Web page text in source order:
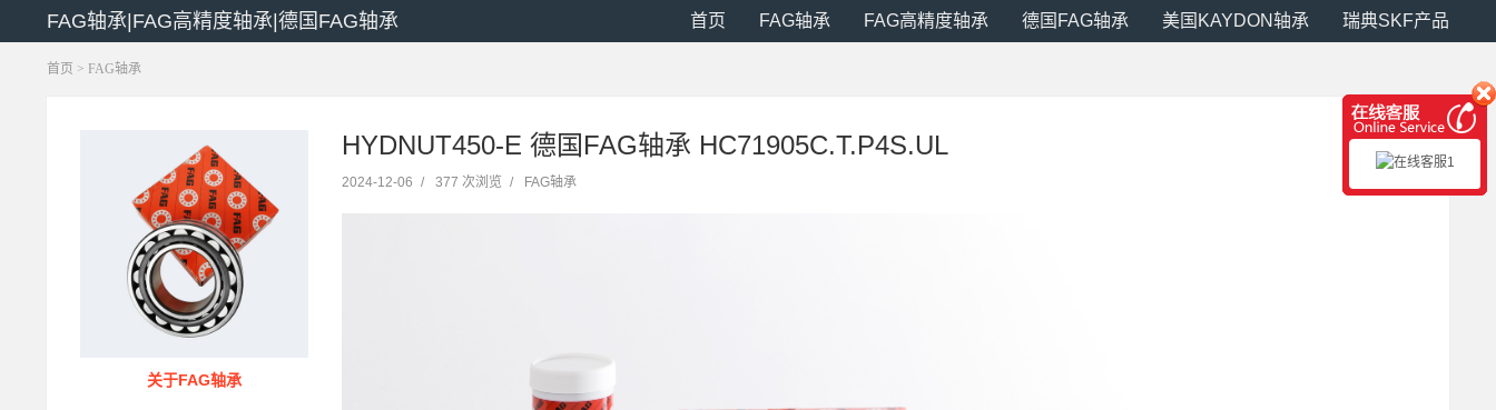
FAG轴承|FAG高精度轴承|德国FAG轴承 首页 FAG轴承 FAG高精度轴承 德国FAG轴承 美国KAYDON轴承 瑞典SKF产品
首页 > FAG轴承
关于FAG轴承
HYDNUT450-E 德国FAG轴承 HC71905C.T.P4S.UL
2024-12-06 / 377 次浏览 / FAG轴承